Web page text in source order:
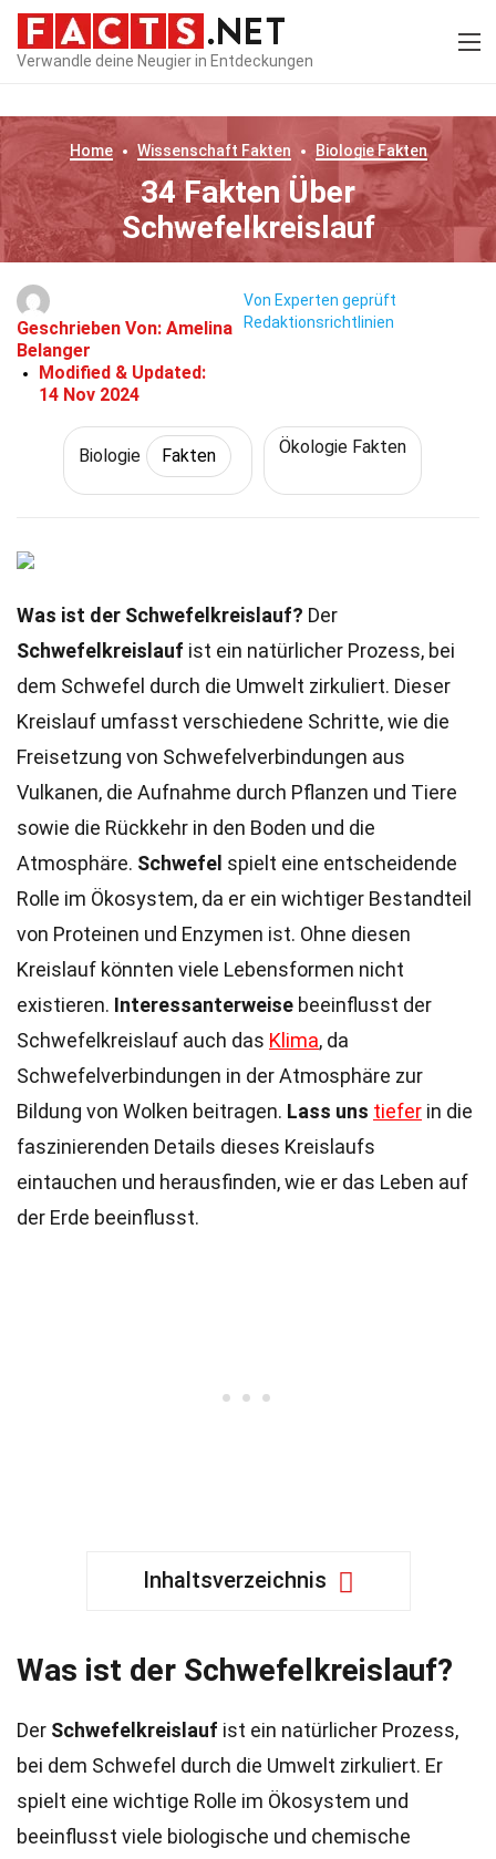
Verwandle deine Neugier in Entdeckungen
Home Wissenschaft Fakten BiologieFakten
34 Fakten Über
Schwefelkreislauf
Geschrieben Von: Amelina
Belanger
Modified & Updated:
14 Nov 2024
Von Experten geprüft
Redaktionsrichtlinien
Biologie Fakten Ökologie Fakten
Was ist der Schwefelkreislauf? Der
Schwefelkreislauf ist ein natürlicher Prozess, bei
dem Schwefel durch die Umwelt zirkuliert. Dieser
Kreislauf umfasst verschiedene Schritte, wie die
Freisetzung von Schwefelverbindungen aus
Vulkanen, die Aufnahme durch Pflanzen und Tiere
sowie die Rückkehr in den Boden und die
Atmosphäre. Schwefel spielt eine entscheidende
Rolle im Ökosystem, da er ein wichtiger Bestandteil
von Proteinen und Enzymen ist. Ohne diesen
Kreislauf könnten viele Lebensformen nicht
existieren. Interessanterweise beeinflusst der
Schwefelkreislauf auch das Klima, da
Schwefelverbindungen in der Atmosphäre zur
Bildung von Wolken beitragen. Lass uns tiefer in die
faszinierenden Details dieses Kreislaufs
eintauchen und herausfinden, wie er das Leben auf
der Erde beeinflusst.
Inhaltsverzeichnis
Was ist der Schwefelkreislauf?
Der Schwefelkreislauf ist ein natürlicher Prozess,
bei dem Schwefel durch die Umwelt zirkuliert. Er
spielt eine wichtige Rolle im Ökosystem und
beeinflusst viele biologische und chemische